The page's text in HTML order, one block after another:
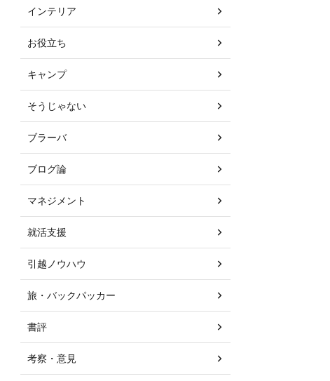
インテリア
お役立ち
キャンプ
そうじゃない
ブラーバ
ブログ論
マネジメント
就活支援
引越ノウハウ
旅・バックパッカー
書評
考察・意見